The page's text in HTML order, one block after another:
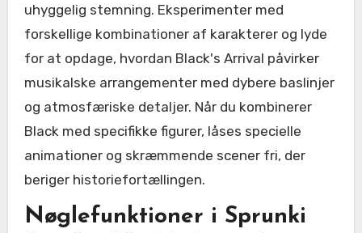
uhyggelig stemning. Eksperimenter med
forskellige kombinationer af karakterer og lyde
for at opdage, hvordan Black's Arrival påvirker
musikalske arrangementer med dybere baslinjer
og atmosfæriske detaljer. Når du kombinerer
Black med specifikke figurer, låses specielle
animationer og skræmmende scener fri, der
beriger historiefortællingen.
Nøglefunktioner i Sprunki